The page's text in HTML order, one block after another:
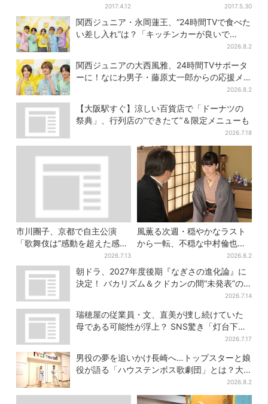
2017.4.12 2017.5.30
関西ジュニア・永岡蓮王、“24時間TVで食べた
い差し入れ”は？「キッチンカーが良いで
2026.8.2
関西ジュニアの大西風雅、24時間TVサポータ
ーに！なにわ男子・藤原丈一郎からの応援メ
2026.8.2
【大阪駅すぐ】涼しい百貨店で「ドーナツの
祭典」、行列店の“できたて”＆限定メニューも
2026.7.18
市川團子、京都で自主公演
「歌舞伎は“感動を超えた感
動”がある」戦友・市川染五郎
も
2026.7.13
風薫る次週・穏やかなラスト
から一転、不穏な中村倫也の
登場に視聴者期待「いよいよ
登場だ」
2026.8.2
朝ドラ、2027年度後期『なぎさの進化論』に
決定！ バカリズム＆クドカンの間“未発表”の
2026.7.14
瑞穂屋の従業員・文、直美が捜し続けていた
母である可能性が浮上？ SNS驚き「灯台下暗
2026.7.17
男役の夢を追いかけ長崎へ…トップスターと娘
役が語る「ハウステンボス歌劇団」とは？大
2026.8.2